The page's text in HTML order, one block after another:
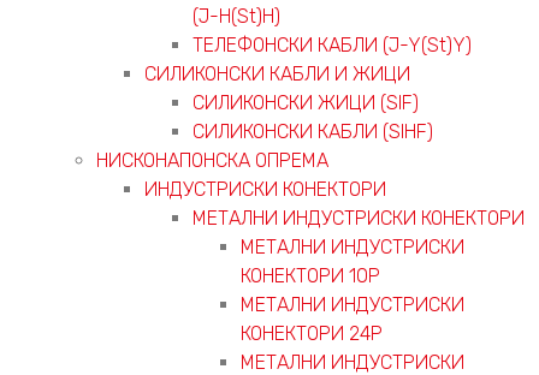
(J-H(St)H)
ТЕЛЕФОНСКИ КАБЛИ (J-Y(St)Y)
СИЛИКОНСКИ КАБЛИ И ЖИЦИ
СИЛИКОНСКИ ЖИЦИ (SIF)
СИЛИКОНСКИ КАБЛИ (SIHF)
НИСКОНАПОНСКА ОПРЕМА
ИНДУСТРИСКИ КОНЕКТОРИ
МЕТАЛНИ ИНДУСТРИСКИ КОНЕКТОРИ
МЕТАЛНИ ИНДУСТРИСКИ
КОНЕКТОРИ 10P
МЕТАЛНИ ИНДУСТРИСКИ
КОНЕКТОРИ 24P
МЕТАЛНИ ИНДУСТРИСКИ